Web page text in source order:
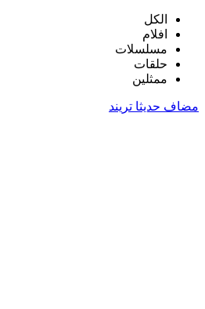
الكل
افلام
مسلسلات
حلقات
ممثلين
مضاف حديثا تريند